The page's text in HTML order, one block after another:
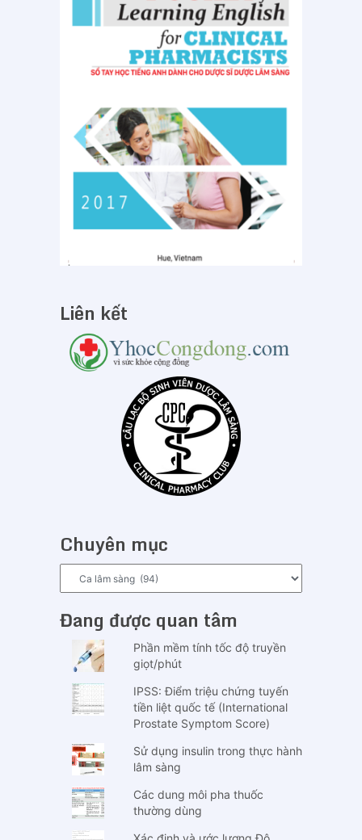
Liên kết
Chuyên mục
mục
Đang được quan tâm
Phần mềm tính tốc độ truyền
giọt/phút
IPSS: Điểm triệu chứng tuyến
tiền liệt quốc tế (International
Prostate Symptom Score)
Sử dụng insulin trong thực hành
lâm sàng
Các dung môi pha thuốc
thường dùng